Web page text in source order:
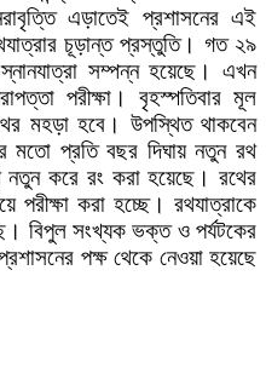
এড়াতেই প্রশাসনের এই
চূড়ান্ত প্রস্তুতি। গত ২৯
সম্পন্ন হয়েছে। এখন
পরীক্ষা। বৃহস্পতিবার মূল
মহড়া হবে। উপস্থিত থাকবেন
মতো প্রতি বছর দিঘায় নতুন রথ
নতুন করে রং করা হয়েছে। রথের
পরীক্ষা করা হচ্ছে। রথযাত্রাকে
বিপুল সংখ্যক ভক্ত ও পর্যটকের
পক্ষ থেকে নেওয়া হয়েছে